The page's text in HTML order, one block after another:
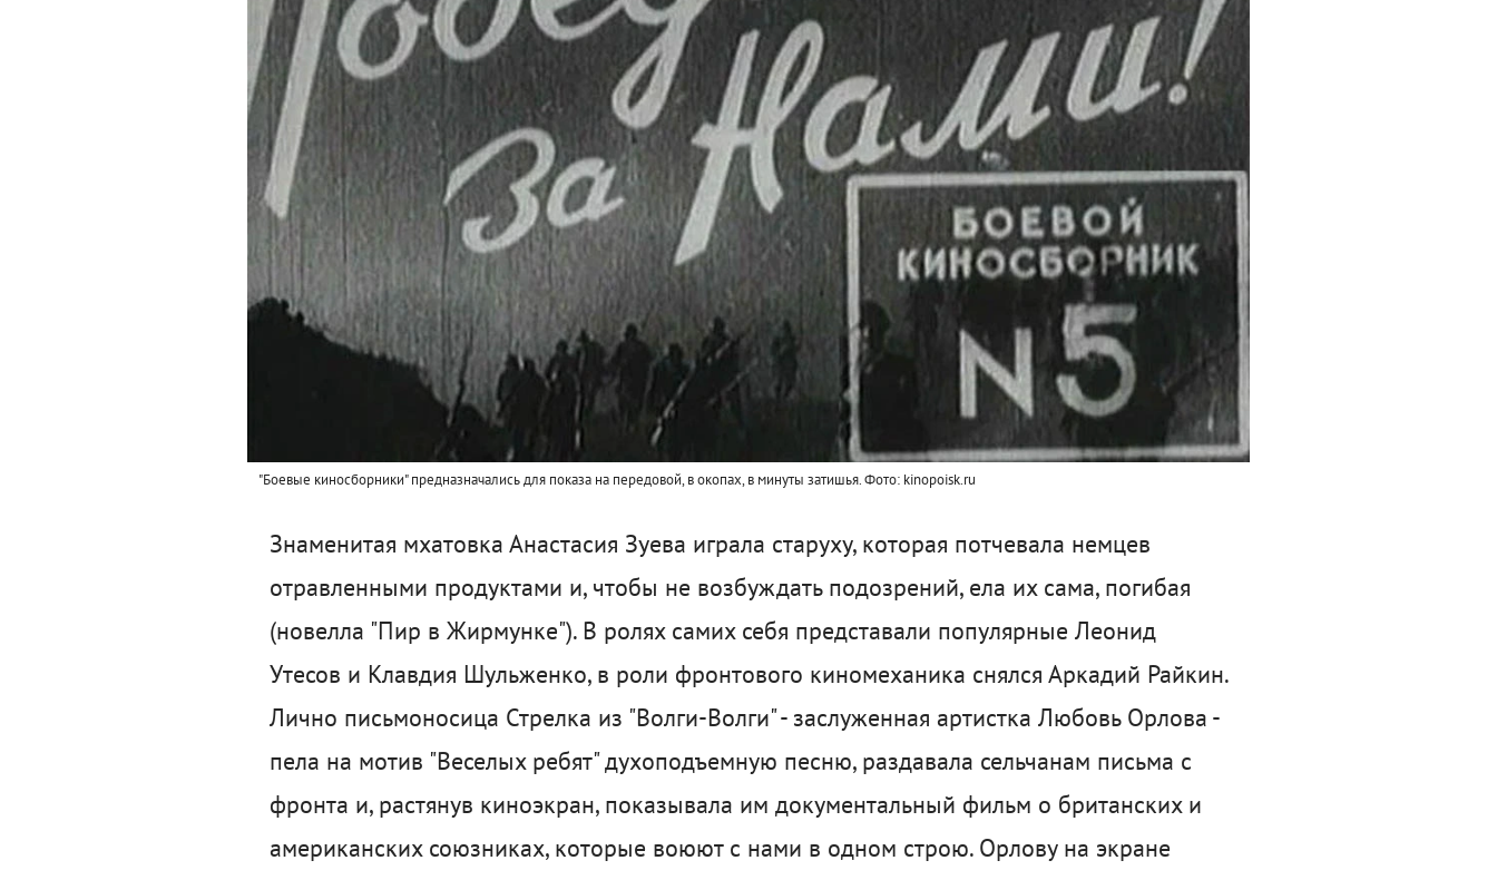
"Боевые киносборники" предназначались для показа на передовой, в окопах, в минуты затишья.Фото: kinopoisk.ru
Знаменитая мхатовка Анастасия Зуева играла старуху, которая потчевала немцев
отравленными продуктами и, чтобы не возбуждать подозрений, ела их сама, погибая
(новелла "Пир в Жирмунке"). В ролях самих себя представали популярные Леонид
Утесов и Клавдия Шульженко, в роли фронтового киномеханика снялся Аркадий Райкин.
Лично письмоносица Стрелка из "Волги-Волги" - заслуженная артистка Любовь Орлова -
пела на мотив "Веселых ребят" духоподъемную песню, раздавала сельчанам письма с
фронта и, растянув киноэкран, показывала им документальный фильм о британских и
американских союзниках, которые воюют с нами в одном строю. Орлову на экране